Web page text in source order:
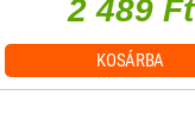
2 489 Ft
KOSÁRBA